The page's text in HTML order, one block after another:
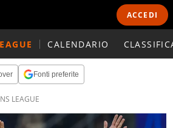
ACCEDI
CALENDARIO
Fonti preferite
LEAGUE